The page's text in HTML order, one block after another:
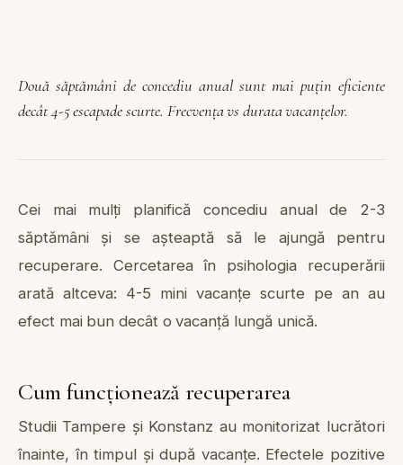
Două săptămâni de concediu anual sunt mai puțin eficiente
decât 4-5 escapade scurte. Frecvența vs durata vacanțelor.
Cei mai mulți planifică concediu anual de 2-3
săptămâni și se așteaptă să le ajungă pentru
recuperare. Cercetarea în psihologia recuperării
arată altceva: 4-5 mini vacanțe scurte pe an au
efect mai bun decât o vacanță lungă unică.
Cum funcționează recuperarea
Studii Tampere și Konstanz au monitorizat lucrători
înainte, în timpul și după vacanțe. Efectele pozitive